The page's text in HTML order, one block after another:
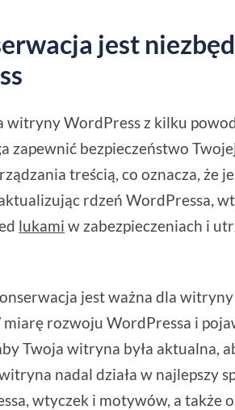
jest
witryny WordPress z kilku
zapewnić bezpieczeństwo
treścią, co oznacza, że
rdzeń WordPressa,
lukami w zabezpieczeniach i
jest ważna dla
rozwoju WordPressa i
Twoja witryna była aktualna,
nadal działa w najlepszy
wtyczek i motywów, a także